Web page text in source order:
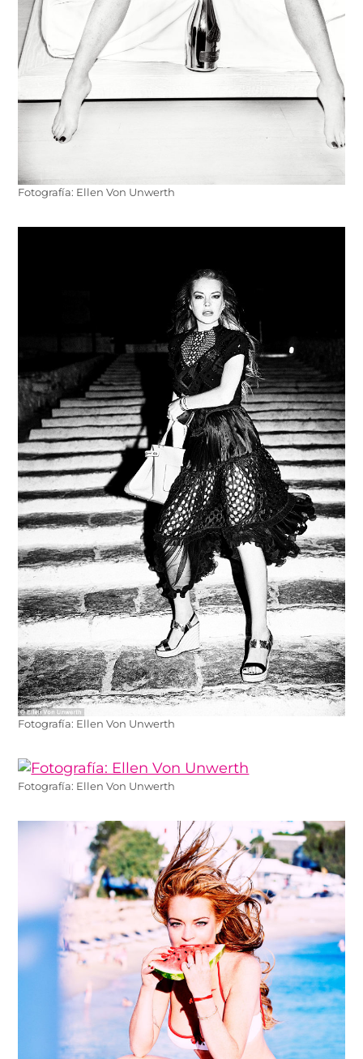
Fotografía: Ellen Von Unwerth
Fotografía: Ellen Von Unwerth
Fotografía: Ellen Von Unwerth